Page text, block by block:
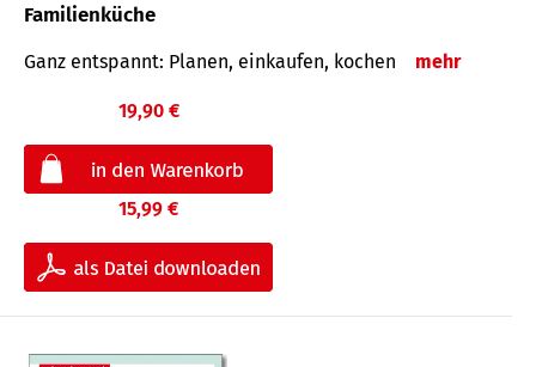
Familienküche
Ganz entspannt: Planen, einkaufen, kochen mehr
19,90 €
15,99 €